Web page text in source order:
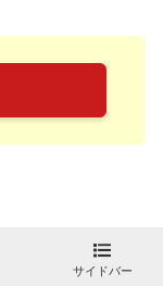
サイドバー